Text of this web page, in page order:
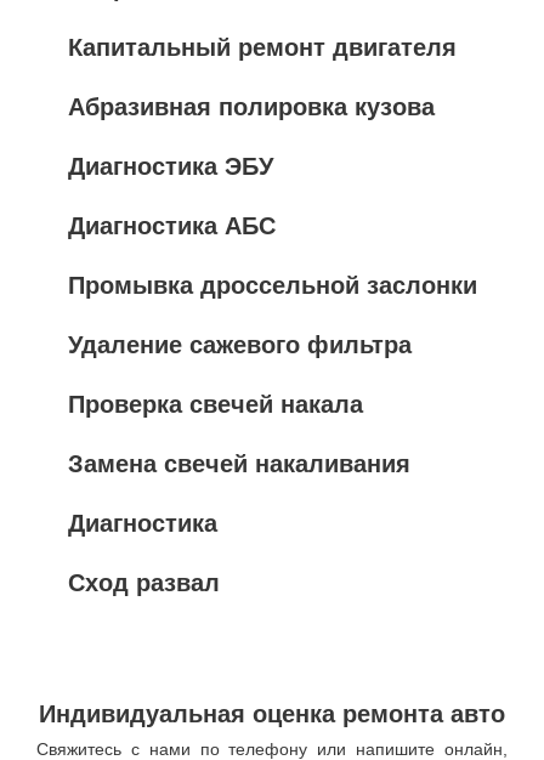
Капитальный ремонт двигателя
Абразивная полировка кузова
Диагностика ЭБУ
Диагностика АБС
Промывка дроссельной заслонки
Удаление сажевого фильтра
Проверка свечей накала
Замена свечей накаливания
Диагностика
Сход развал
Индивидуальная оценка ремонта авто
Свяжитесь с нами по телефону или напишите онлайн,